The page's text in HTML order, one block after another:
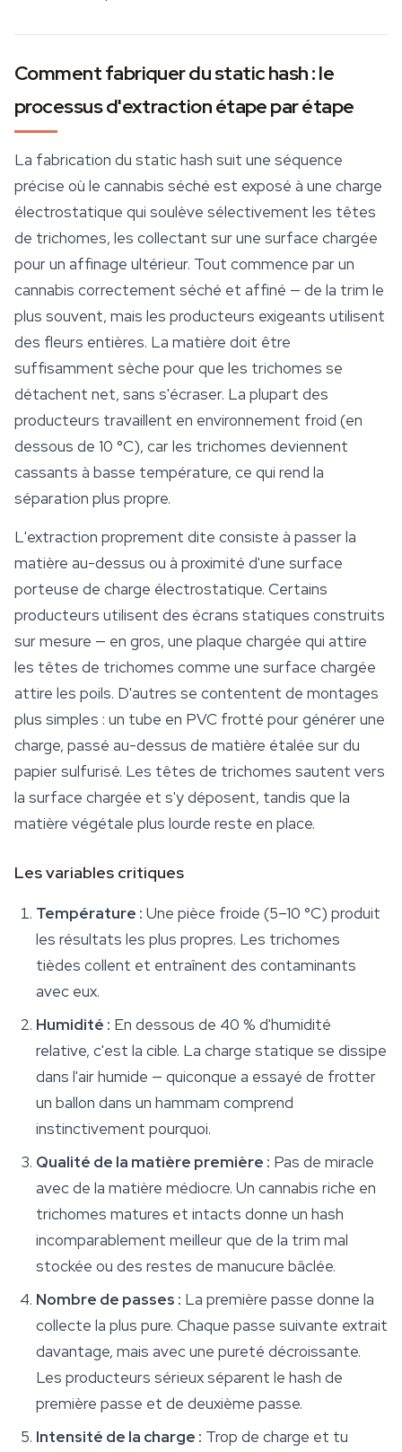
Comment fabriquer du static hash : le
processus d'extraction étape par étape
La fabrication du static hash suit une séquence
précise où le cannabis séché est exposé à une charge
électrostatique qui soulève sélectivement les têtes
de trichomes, les collectant sur une surface chargée
pour un affinage ultérieur. Tout commence par un
cannabis correctement séché et affiné — de la trim le
plus souvent, mais les producteurs exigeants utilisent
des fleurs entières. La matière doit être
suffisamment sèche pour que les trichomes se
détachent net, sans s'écraser. La plupart des
producteurs travaillent en environnement froid (en
dessous de 10 °C), car les trichomes deviennent
cassants à basse température, ce qui rend la
séparation plus propre.
L'extraction proprement dite consiste à passer la
matière au-dessus ou à proximité d'une surface
porteuse de charge électrostatique. Certains
producteurs utilisent des écrans statiques construits
sur mesure — en gros, une plaque chargée qui attire
les têtes de trichomes comme une surface chargée
attire les poils. D'autres se contentent de montages
plus simples : un tube en PVC frotté pour générer une
charge, passé au-dessus de matière étalée sur du
papier sulfurisé. Les têtes de trichomes sautent vers
la surface chargée et s'y déposent, tandis que la
matière végétale plus lourde reste en place.
Les variables critiques
Température : Une pièce froide (5–10 °C) produit
les résultats les plus propres. Les trichomes
tièdes collent et entraînent des contaminants
avec eux.
Humidité : En dessous de 40 % d'humidité
relative, c'est la cible. La charge statique se dissipe
dans l'air humide — quiconque a essayé de frotter
un ballon dans un hammam comprend
instinctivement pourquoi.
Qualité de la matière première : Pas de miracle
avec de la matière médiocre. Un cannabis riche en
trichomes matures et intacts donne un hash
incomparablement meilleur que de la trim mal
stockée ou des restes de manucure bâclée.
Nombre de passes : La première passe donne la
collecte la plus pure. Chaque passe suivante extrait
davantage, mais avec une pureté décroissante.
Les producteurs sérieux séparent le hash de
première passe et de deuxième passe.
Intensité de la charge : Trop de charge et tu